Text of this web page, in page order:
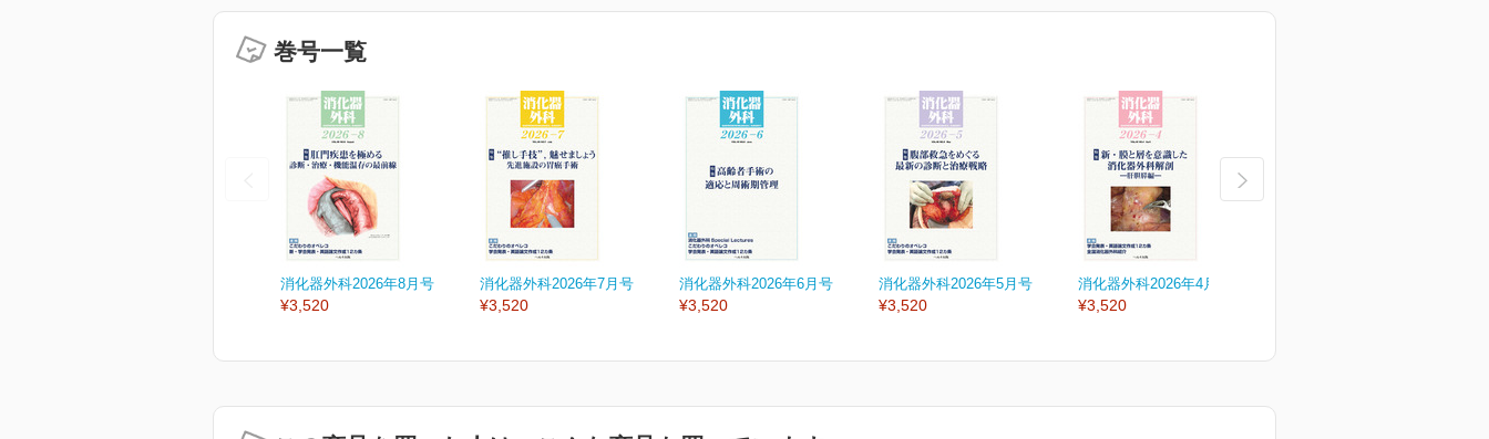
巻号一覧
消化器外科2026年8月号
¥3,520
消化器外科2026年7月号
¥3,520
消化器外科2026年6月号
¥3,520
消化器外科2026年5月号
¥3,520
消化器外科2026年4月号
¥3,520